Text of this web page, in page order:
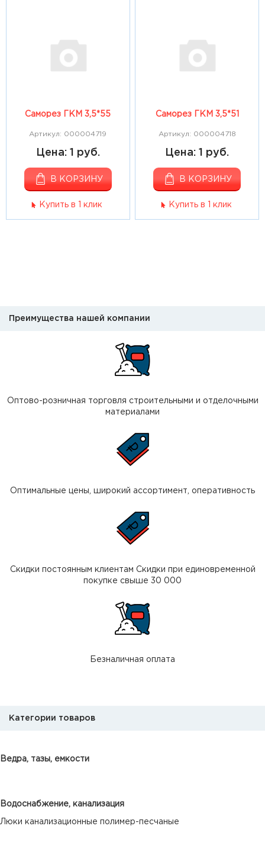
Саморез ГКМ 3,5*55
Артикул: 000004719
Цена: 1 руб.
В КОРЗИНУ
Купить в 1 клик
Саморез ГКМ 3,5*51
Артикул: 000004718
Цена: 1 руб.
В КОРЗИНУ
Купить в 1 клик
Преимущества нашей компании
Оптово-розничная торговля строительными и отделочными
материалами
Оптимальные цены, широкий ассортимент, оперативность
Скидки постоянным клиентам Скидки при единовременной
покупке свыше 30 000
Безналичная оплата
Категории товаров
Ведра, тазы, емкости
Водоснабжение, канализация
Люки канализационные полимер-песчаные